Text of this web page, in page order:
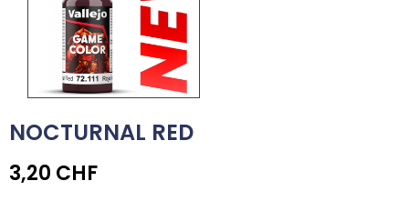
NOCTURNAL RED
3,20 CHF